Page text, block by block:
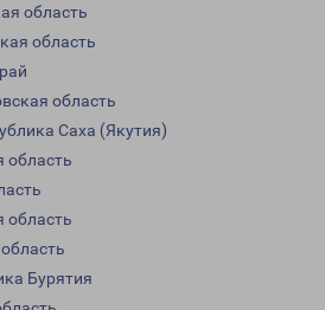
область
область
область
Саха (Якутия)
область
область
Бурятия